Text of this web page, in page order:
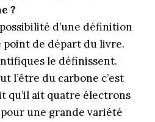
?
d’une définition
de départ du livre.
le définissent.
l’être du carbone c’est
qu’il ait quatre électrons
une grande variété